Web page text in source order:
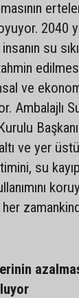
2040
su
ve
Ambalajlı
ve yer üstü
su
her